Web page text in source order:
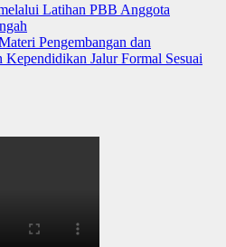
Latihan PBB Anggota
Pengembangan dan
Jalur Formal Sesuai